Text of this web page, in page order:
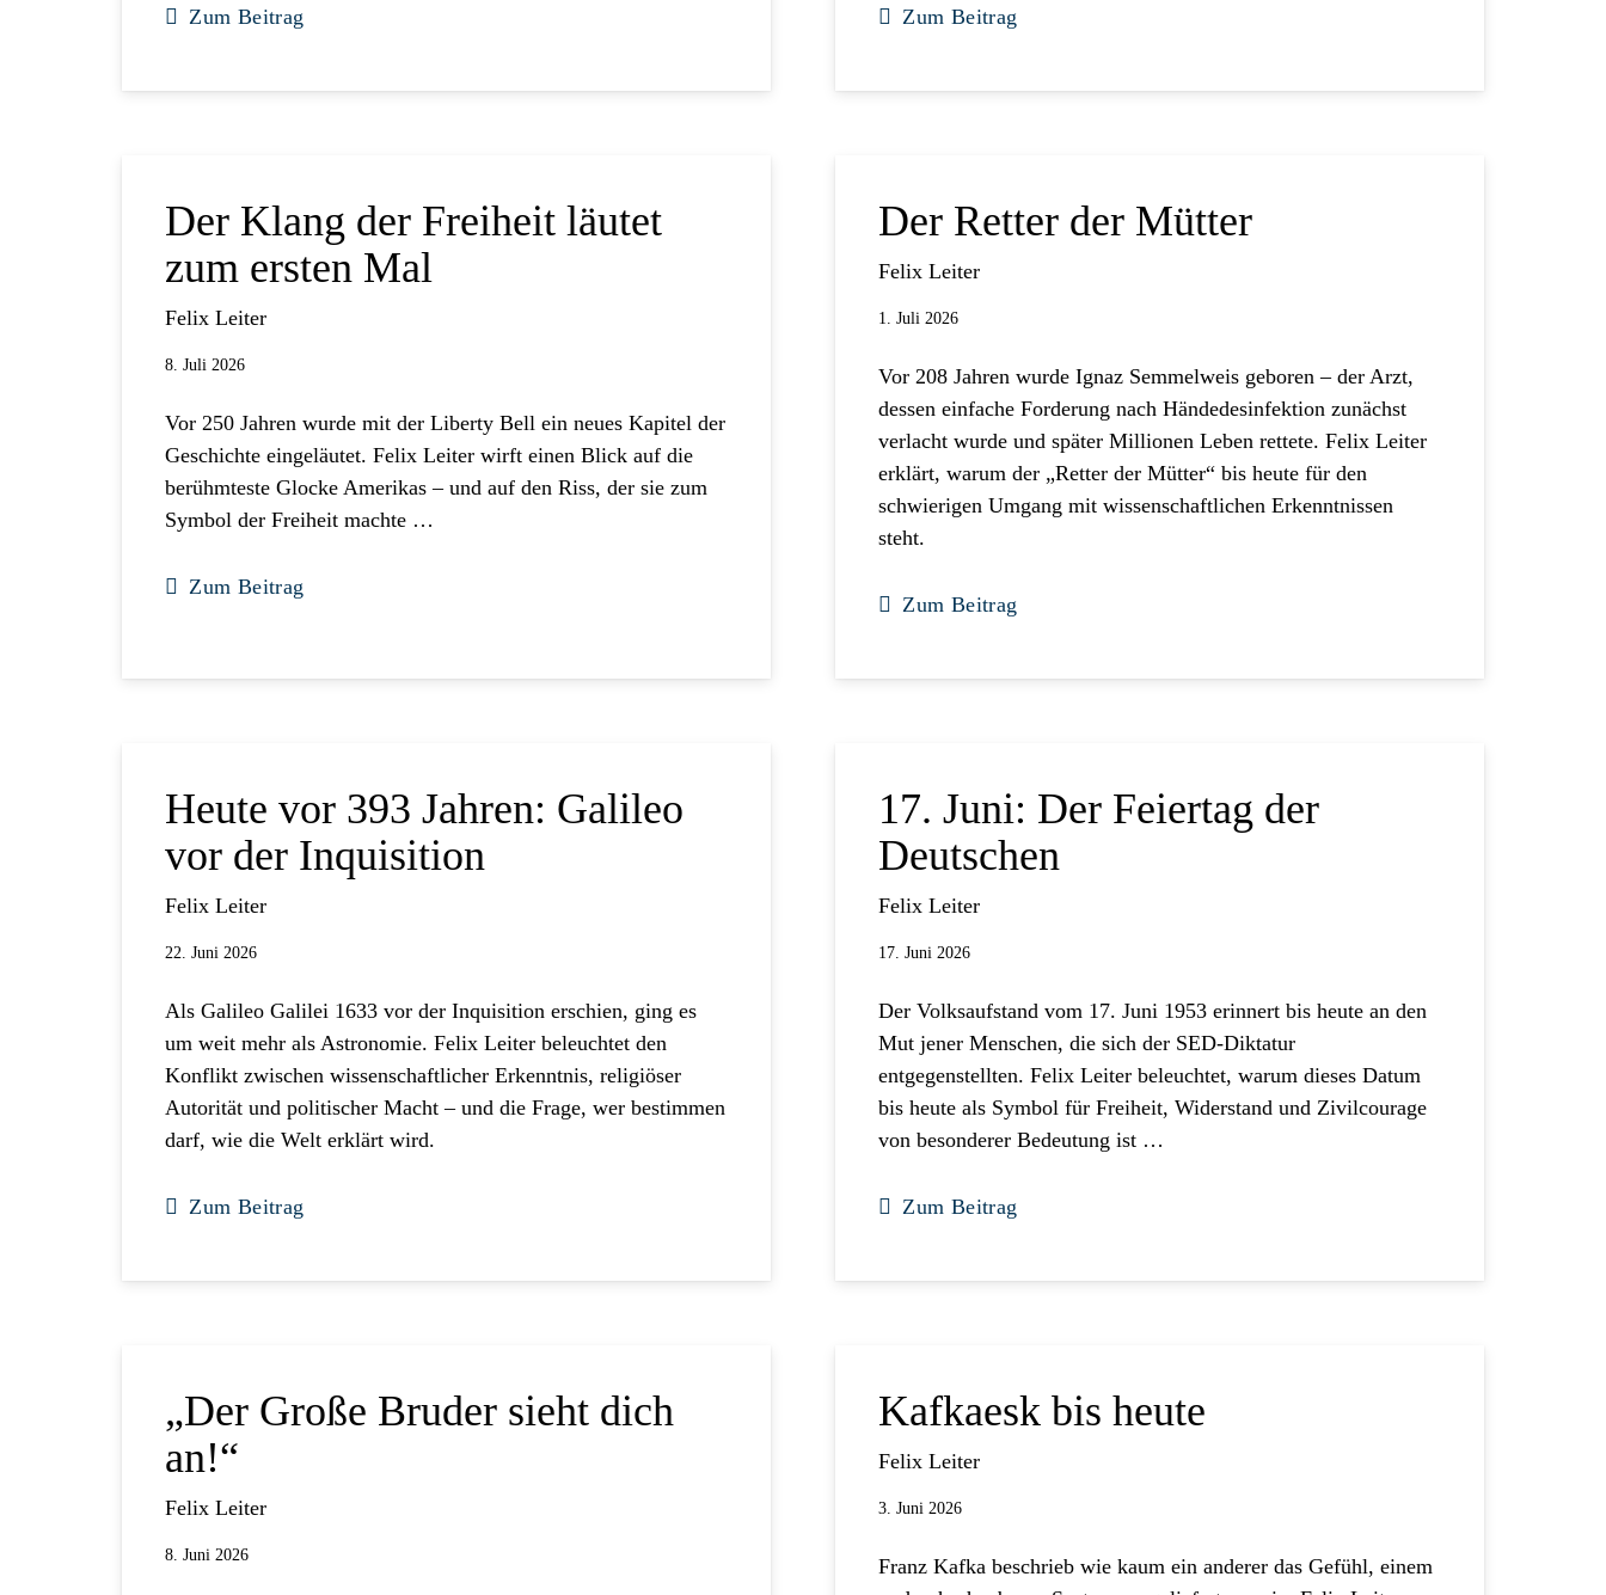
Zum Beitrag Zum Beitrag
Der Klang der Freiheit läutet
zum ersten Mal
Felix Leiter
8. Juli 2026
Vor 250 Jahren wurde mit der Liberty Bell ein neues Kapitel der
Geschichte eingeläutet. Felix Leiter wirft einen Blick auf die
berühmteste Glocke Amerikas – und auf den Riss, der sie zum
Symbol der Freiheit machte …
Zum Beitrag
Der Retter der Mütter
Felix Leiter
1. Juli 2026
Vor 208 Jahren wurde Ignaz Semmelweis geboren – der Arzt,
dessen einfache Forderung nach Händedesinfektion zunächst
verlacht wurde und später Millionen Leben rettete. Felix Leiter
erklärt, warum der „Retter der Mütter“ bis heute für den
schwierigen Umgang mit wissenschaftlichen Erkenntnissen
steht.
Zum Beitrag
Heute vor 393 Jahren: Galileo
vor der Inquisition
Felix Leiter
22. Juni 2026
Als Galileo Galilei 1633 vor der Inquisition erschien, ging es
um weit mehr als Astronomie. Felix Leiter beleuchtet den
Konflikt zwischen wissenschaftlicher Erkenntnis, religiöser
Autorität und politischer Macht – und die Frage, wer bestimmen
darf, wie die Welt erklärt wird.
Zum Beitrag
17. Juni: Der Feiertag der
Deutschen
Felix Leiter
17. Juni 2026
Der Volksaufstand vom 17. Juni 1953 erinnert bis heute an den
Mut jener Menschen, die sich der SED-Diktatur
entgegenstellten. Felix Leiter beleuchtet, warum dieses Datum
bis heute als Symbol für Freiheit, Widerstand und Zivilcourage
von besonderer Bedeutung ist …
Zum Beitrag
„Der Große Bruder sieht dich
an!“
Felix Leiter
8. Juni 2026
Kafkaesk bis heute
Felix Leiter
3. Juni 2026
Franz Kafka beschrieb wie kaum ein anderer das Gefühl, einem